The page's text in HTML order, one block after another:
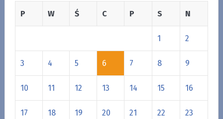
P W Ś C P S N
1 2
3 4 5 6 7 8 9
10 11 12 13 14 15 16
17 18 19 20 21 22 23